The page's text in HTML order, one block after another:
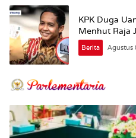
KPK Duga
Menhut Raja
Berita Agustus